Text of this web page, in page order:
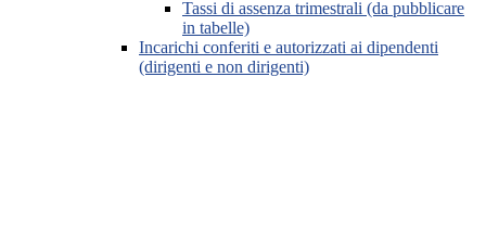
Tassi di assenza trimestrali (da pubblicare
in tabelle)
Incarichi conferiti e autorizzati ai dipendenti
(dirigenti e non dirigenti)